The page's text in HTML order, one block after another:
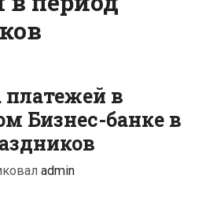
платежей в
Бизнес-банке в
admin